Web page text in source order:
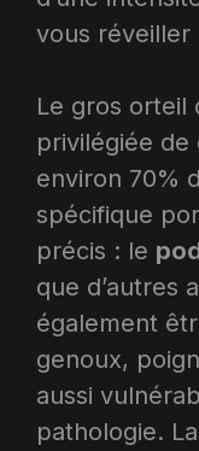
vous
Le gros orteil
privilégiée de
environ 70%
spécifique
précis : le
que d’autres
également
genoux,
aussi
pathologie.